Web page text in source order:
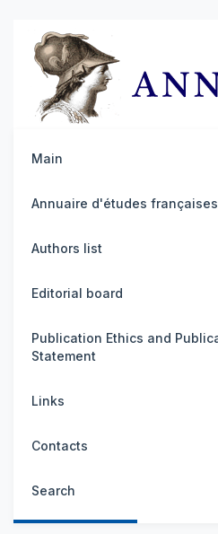
Main
Annuaire d'études françaises
Authors list
Editorial board
Publication Ethics and
Statement
Links
Contacts
Search